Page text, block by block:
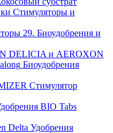
Стимуляторы и
29. Биоудобрения и
DELICIA и AEROXON
Биоудобрения
Стимулятор
BIO Tabs
Удобрения